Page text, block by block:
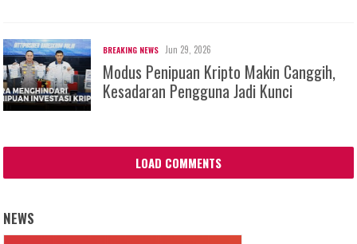
BREAKING NEWS Jun 29, 2026
Modus Penipuan Kripto Makin Canggih,
Kesadaran Pengguna Jadi Kunci
LOAD COMMENTS
NEWS